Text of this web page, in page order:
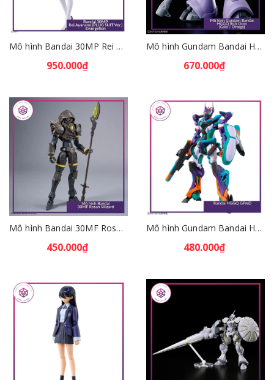
Mô hình Bandai 30MP Rei Ayanami (PLUG SUIT Ver.) – Evangelion [GDB] [30MP]
950.000₫
Mô hình Gundam Bandai HGGQ Rick Dom (Gaia / Ortega) 1/144 [GDB] [BHG]
670.000₫
Mô hình Bandai 30MF Rosan Wizard [GDB] [30MF]
450.000₫
Mô hình Gundam Bandai HGGQ GFreD 1/144 [GDB] [BHG]
480.000₫